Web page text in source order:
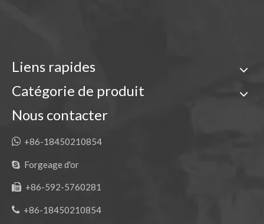
Liens rapides
Catégorie de produit
Nous contacter
 +86-18450210854
 Forgeage d'or
 +86-592-5760281
 +86-18450210854